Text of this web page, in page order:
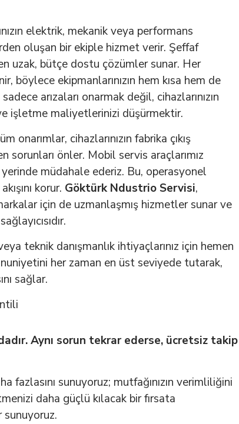
elektrik, mekanik veya performans
oluşan bir ekiple hizmet verir. Şeffaf
uzak, bütçe dostu çözümler sunar. Her
ekipmanlarınızın hem kısa hem de
arızaları onarmak değil, cihazlarınızın
işletme maliyetlerinizi düşürmektir.
cihazlarınızın fabrika çıkış
sorunları önler. Mobil servis araçlarımız
müdahale ederiz. Bu, operasyonel
korur. Göktürk Ndustrio Servisi,
için de uzmanlaşmış hizmetler sunar ve
teknik danışmanlık ihtiyaçlarınız için hemen
her zaman en üst seviyede tutarak,
sağlar.
Aynı sorun tekrar ederse, ücretsiz takip
fazlasını sunuyoruz; mutfağınızın verimliliğini
daha güçlü kılacak bir fırsata